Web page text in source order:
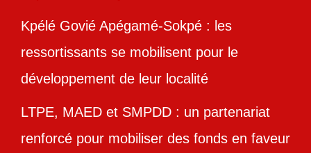
Kpélé Govié Apégamé-Sokpé : les
ressortissants se mobilisent pour le
développement de leur localité
LTPE, MAED et SMPDD : un partenariat
renforcé pour mobiliser des fonds en faveur